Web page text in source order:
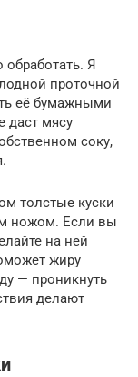
Я
проточной
её бумажными
даст мясу
соку,
толстые куски
ножом. Если вы
на ней
жиру
— проникнуть
делают